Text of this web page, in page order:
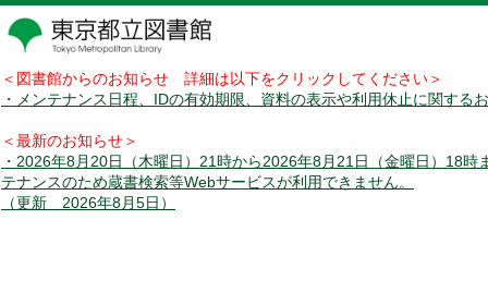
＜図書館からのお知らせ 詳細は以下をクリックしてください＞
・メンテナンス日程、IDの有効期限、資料の表示や利用休止に関する
＜最新のお知らせ＞
・2026年8月20日（木曜日）21時から2026年8月21日（金曜日）18時
テナンスのため蔵書検索等Webサービスが利用できません。
（更新 2026年8月5日）